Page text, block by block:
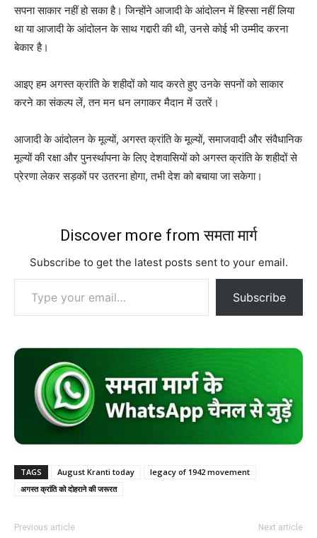
सपना साकार नहीं हो सका है। जिन्होंने आजादी के आंदोलन में हिस्सा नहीं लिया
था या आजादी के आंदोलन के साथ गद्दारी की थी, उनसे कोई भी उम्मीद करना
बेकार है।
आइए हम अगस्त क्रांति के शहीदों को याद करते हुए उनके सपनों को साकार
करने का संकल्प लें, तन मन धन लगाकर मैदान में उतरें।
आजादी के आंदोलन के मूल्यों, अगस्त क्रांति के मूल्यों, समाजवादी और संवैधानिक
मूल्यों की रक्षा और पुनर्स्थापना के लिए देशवासियों को अगस्त क्रांति के शहीदों से
प्रेरणा लेकर सड़कों पर उतरना होगा, तभी देश को बचाया जा सकेगा।
Discover more from समता मार्ग
Subscribe to get the latest posts sent to your email.
Type your email…
Subscribe
TAGS August Kranti today
legacy of 1942 movement
अगस्त क्रांति को दोहराने की जरूरत
Previous article Next article